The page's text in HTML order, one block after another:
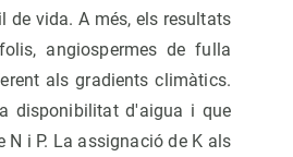
vida. A més, els resultats
angiospermes de fulla
als gradients climàtics.
disponibilitat d'aigua i que
i P. La assignació de K als